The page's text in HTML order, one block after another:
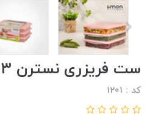
ست فریزری نسترن 3 عددی لیمون
کد : 1201